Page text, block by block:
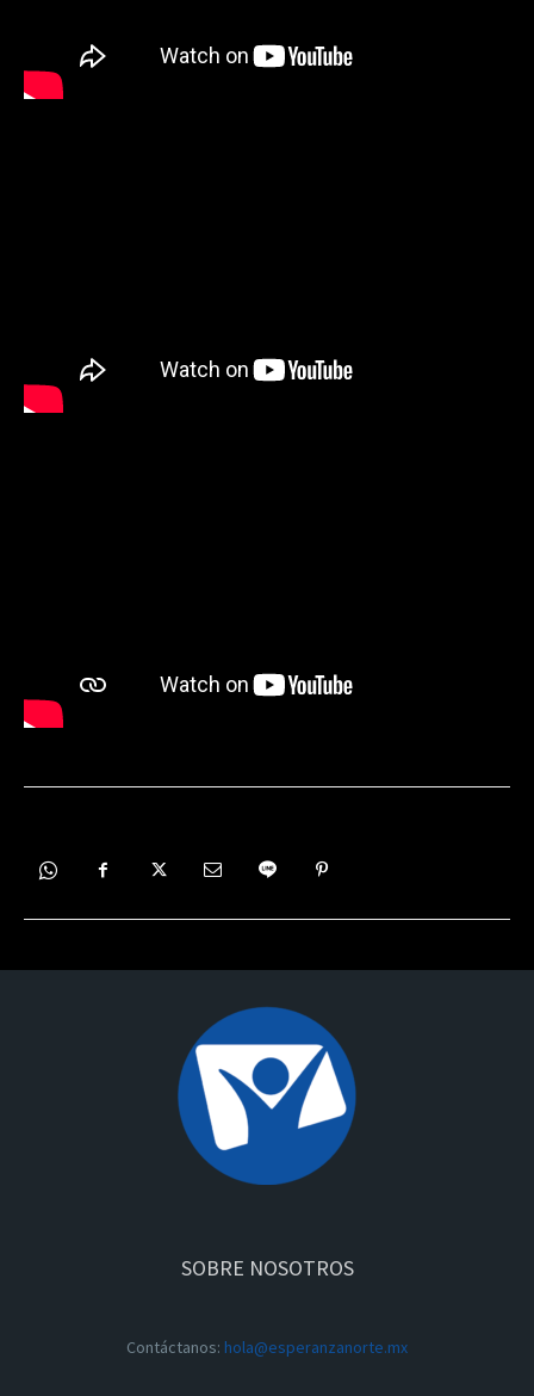
SOBRE NOSOTROS
Contáctanos: hola@esperanzanorte.mx